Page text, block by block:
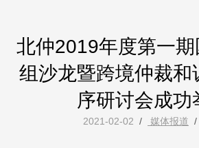
北仲2019年度第一
组沙龙暨跨境仲裁和
序研讨会成功
2021-02-02 / 媒体报道 /